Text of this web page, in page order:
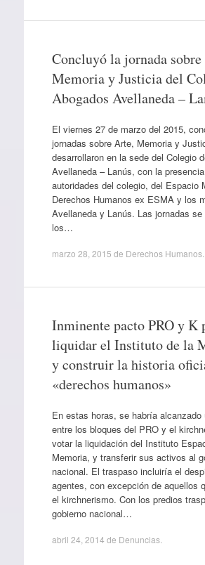
Concluyó la jornada
Memoria y Justicia del
Abogados Avellaneda –
El viernes 27 de marzo del 2015,
jornadas sobre Arte, Memoria y
desarrollaron en la sede del Colegio
Avellaneda – Lanús, con la
autoridades del colegio, del Espacio
Derechos Humanos ex ESMA y los
Avellaneda y Lanús. Las jornadas se
los…
marzo 28, 2015 de Derechos Humanos.
Inminente pacto PRO y K
liquidar el Instituto de la
y construir la historia
«derechos humanos»
En estas horas, se habría alcanzado
entre los bloques del PRO y el
votar la liquidación del Instituto
Memoria, y transferir sus activos al
nacional. El traspaso incluiría el
agentes, con excepción de aquellos
el kirchnerismo. Con los predios
gobierno nacional…
abril 24, 2014 de Denuncias.